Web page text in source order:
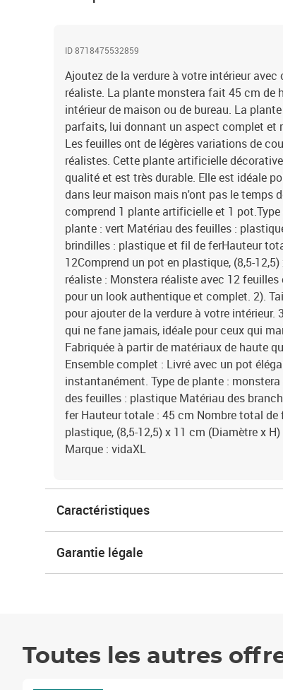
ID 8718475532859
Ajoutez de la verdure à votre intérieur
réaliste. La plante monstera fait 45 cm de
intérieur de maison ou de bureau. La
parfaits, lui donnant un aspect complet et
Les feuilles ont de légères variations de
réalistes. Cette plante artificielle
qualité et est très durable. Elle est idéale
dans leur maison mais n'ont pas le temps
comprend 1 plante artificielle et 1
plante : vert Matériau des feuilles :
brindilles : plastique et fil de ferHauteur
12Comprend un pot en plastique, (8,5-
réaliste : Monstera réaliste avec 12
pour un look authentique et complet. 2).
pour ajouter de la verdure à votre
qui ne fane jamais, idéale pour ceux qui
Fabriquée à partir de matériaux de haute
Ensemble complet : Livré avec un pot
instantanément. Type de plante :
des feuilles : plastique Matériau des
fer Hauteur totale : 45 cm Nombre total de
plastique, (8,5-12,5) x 11 cm (Diamètre x
Marque : vidaXL
Caractéristiques
Garantie légale
Toutes les autres